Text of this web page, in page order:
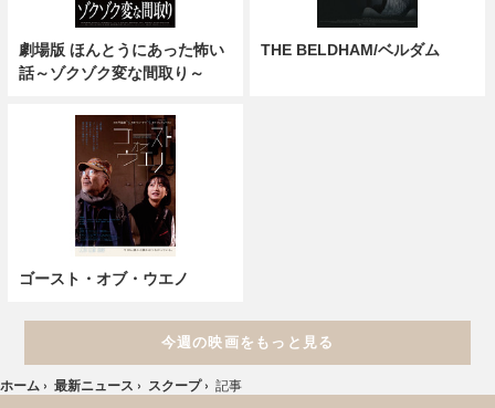
劇場版 ほんとうにあった怖い
話～ゾクゾク変な間取り～
THE BELDHAM/ベルダム
ゴースト・オブ・ウエノ
今週の映画をもっと見る
ホーム › 最新ニュース › スクープ › 記事